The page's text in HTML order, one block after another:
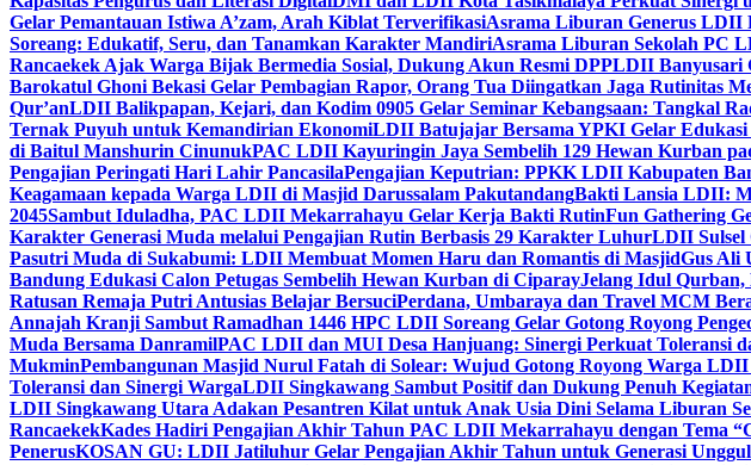
Gelar Pemantauan Istiwa A’zam, Arah Kiblat TerverifikasiAsrama Liburan Generus LDII
Soreang: Edukatif, Seru, dan Tanamkan Karakter MandiriAsrama Liburan Sekolah PC
Rancaekek Ajak Warga Bijak Bermedia Sosial, Dukung Akun Resmi DPPLDII Banyusari
Barokatul Ghoni Bekasi Gelar Pembagian Rapor, Orang Tua Diingatkan Jaga Rutinitas
Qur’anLDII Balikpapan, Kejari, dan Kodim 0905 Gelar Seminar Kebangsaan: Tangkal
Ternak Puyuh untuk Kemandirian EkonomiLDII Batujajar Bersama YPKI Gelar Edukasi
di Baitul Manshurin CinunukPAC LDII Kayuringin Jaya Sembelih 129 Hewan Kurban
Pengajian Peringati Hari Lahir PancasilaPengajian Keputrian: PPKK LDII Kabupaten
Keagamaan kepada Warga LDII di Masjid Darussalam PakutandangBakti Lansia LDII:
2045Sambut Iduladha, PAC LDII Mekarrahayu Gelar Kerja Bakti RutinFun Gathering
Karakter Generasi Muda melalui Pengajian Rutin Berbasis 29 Karakter LuhurLDII Sulsel
Pasutri Muda di Sukabumi: LDII Membuat Momen Haru dan Romantis di MasjidGus Ali
Bandung Edukasi Calon Petugas Sembelih Hewan Kurban di CiparayJelang Idul
Ratusan Remaja Putri Antusias Belajar BersuciPerdana, Umbaraya dan Travel MCM
Annajah Kranji Sambut Ramadhan 1446 HPC LDII Soreang Gelar Gotong Royong
Muda Bersama DanramilPAC LDII dan MUI Desa Hanjuang: Sinergi Perkuat Toleransi
MukminPembangunan Masjid Nurul Fatah di Solear: Wujud Gotong Royong Warga
Toleransi dan Sinergi WargaLDII Singkawang Sambut Positif dan Dukung Penuh
LDII Singkawang Utara Adakan Pesantren Kilat untuk Anak Usia Dini Selama Liburan
RancaekekKades Hadiri Pengajian Akhir Tahun PAC LDII Mekarrahayu dengan Tema
PenerusKOSAN GU: LDII Jatiluhur Gelar Pengajian Akhir Tahun untuk Generasi Unggul